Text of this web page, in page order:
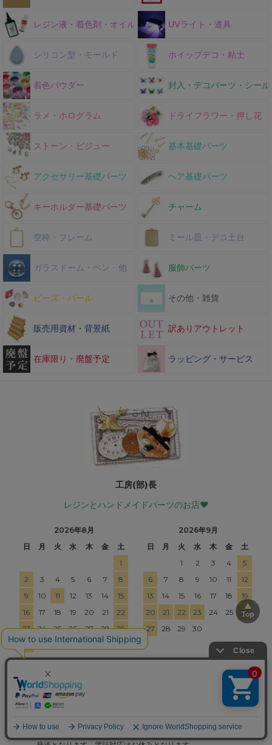
レジン液・着色剤・オイル UVライト・道具
シリコン型・モールド ホイップデコ・粘土
着色パウダー 封入・デコパーツ・シール
ラメ・ホログラム ドライフラワー・押し花
ストーン・ビジュー 基本基礎パーツ
アクセサリー基礎パーツ ヘア基礎パーツ
キーホルダー基礎パーツ チャーム
空枠・フレーム ミール皿・デコ土台
ガラスドーム・ペン・他 服飾パーツ
ビーズ・パール その他・雑貨
販売用資材・背景紙 訳ありアウトレット
在庫限り・廃盤予定 ラッピング・サービス
工房(部)長
レジンとハンドメイドパーツのお店♥
2026年8月
日
月 火 水 木 金
土
1
2
3 4 5 6 7
8
9
10 11 12 13 14
15
16
17 18 19 20 21
22
23
24 25 26 27 28
29
30
31
2026年9月
日
月 火 水 木 金
土
1
2 3 4
5
6
7 8 9 10 11
12
13
14 15 16 17 18
19
20
21 22 23 24 25
26
27
28 29 30
当店は通常ご注文から3営業日以内の出荷を行っております。
■半営業日